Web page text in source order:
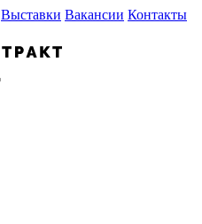
Выставки Вакансии Контакты